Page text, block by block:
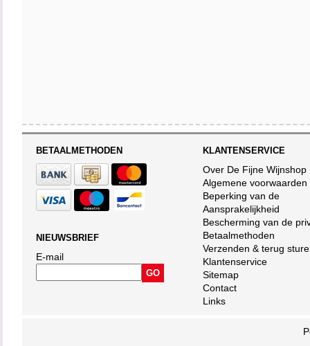
BETAALMETHODEN
NIEUWSBRIEF
E-mail
KLANTENSERVICE
Over De Fijne Wijnshop
Algemene voorwaarden
Beperking van de
Aansprakelijkheid
Bescherming van de
Betaalmethoden
Verzenden & terug
Klantenservice
Sitemap
Contact
Links